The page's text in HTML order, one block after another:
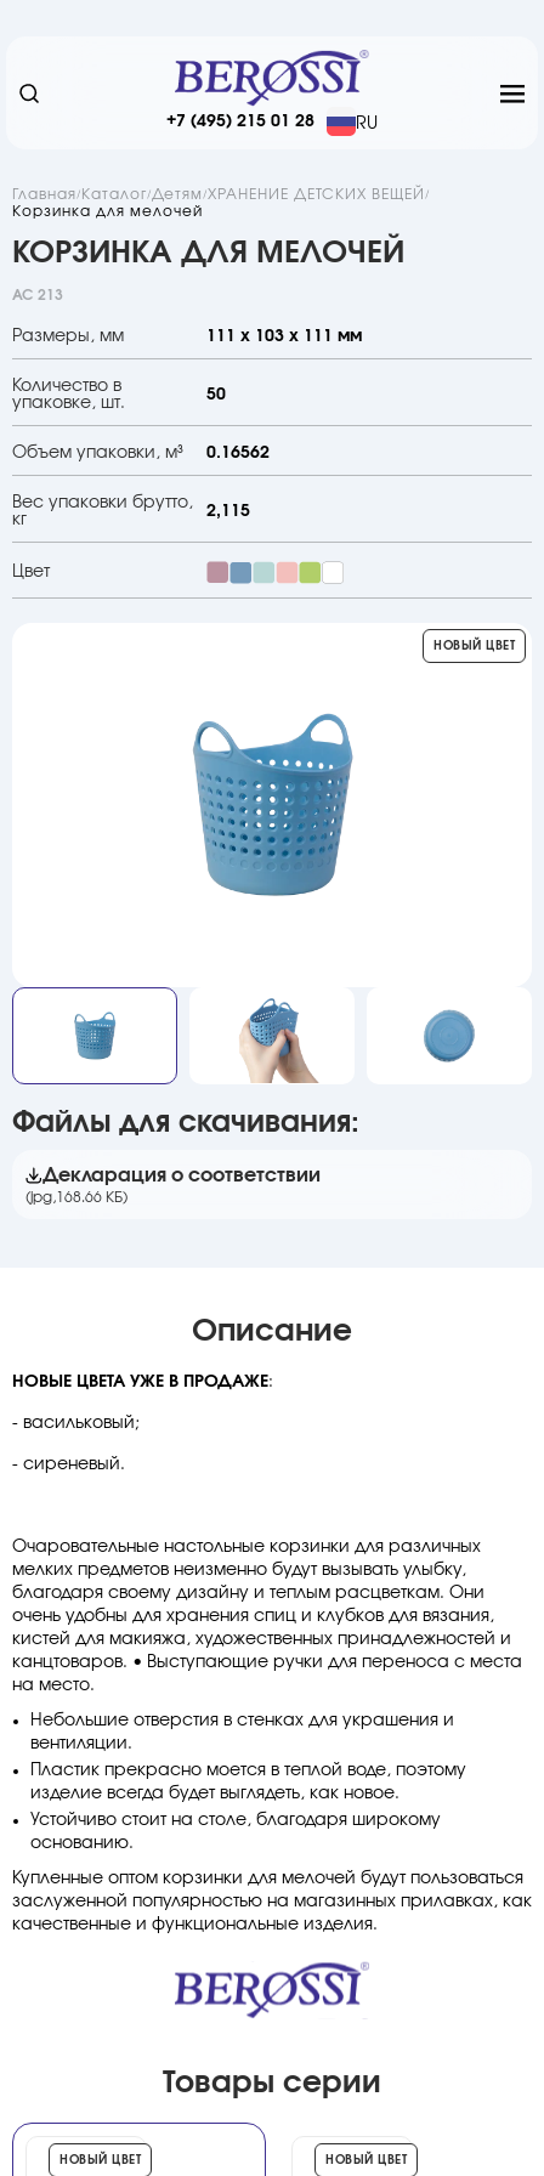
+7 (495) 215 01 28 RU
Главная Каталог Детям ХРАНЕНИЕ ДЕТСКИХ ВЕЩЕЙ
Корзинка для мелочей
КОРЗИНКА ДЛЯ МЕЛОЧЕЙ
АС 213
Размеры, мм 111 х 103 х 111 мм
Количество в
упаковке, шт.
50
Объем упаковки, м³ 0.16562
Вес упаковки брутто,
кг
2,115
Цвет
НОВЫЙ ЦВЕТ
Файлы для скачивания:
Декларация о соответствии
(jpg,168.66 КБ)
Описание
НОВЫЕ ЦВЕТА УЖЕ В ПРОДАЖЕ:
- васильковый;
- сиреневый.
Очаровательные настольные корзинки для различных
мелких предметов неизменно будут вызывать улыбку,
благодаря своему дизайну и теплым расцветкам. Они
очень удобны для хранения спиц и клубков для вязания,
кистей для макияжа, художественных принадлежностей и
канцтоваров. • Выступающие ручки для переноса с места
на место.
Небольшие отверстия в стенках для украшения и
вентиляции.
Пластик прекрасно моется в теплой воде, поэтому
изделие всегда будет выглядеть, как новое.
Устойчиво стоит на столе, благодаря широкому
основанию.
Купленные оптом корзинки для мелочей будут пользоваться
заслуженной популярностью на магазинных прилавках, как
качественные и функциональные изделия.
Товары серии
НОВЫЙ ЦВЕТ НОВЫЙ ЦВЕТ